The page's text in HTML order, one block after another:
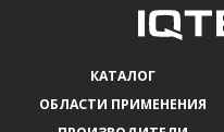
КАТАЛОГ
ОБЛАСТИ ПРИМЕНЕНИЯ